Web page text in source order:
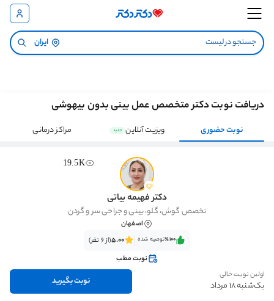
ایران
دریافت نوبت دکتر متخصص عمل بینی بدون بیهوشی
نوبت حضوری ویزیت آنلاین جدید مراکز درمانی
19.5K
دکتر فهیمه بیاتی
تخصص گوش، گلو، بینی و جراحی سر و گردن
اصفهان
٪100‌‌‌توصیه شده 5.00(از 6 نفر)
نوبت مطب
اولین نوبت خالی
یک‌شنبه 18 مرداد نوبت بگیرید